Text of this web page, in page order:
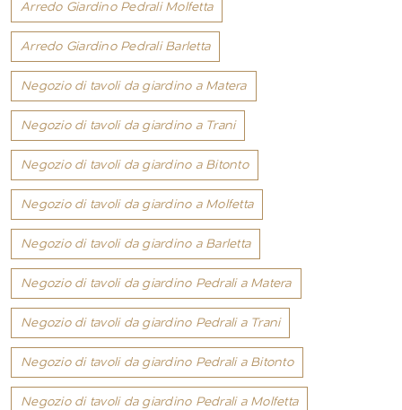
Arredo Giardino Pedrali Molfetta
Arredo Giardino Pedrali Barletta
Negozio di tavoli da giardino a Matera
Negozio di tavoli da giardino a Trani
Negozio di tavoli da giardino a Bitonto
Negozio di tavoli da giardino a Molfetta
Negozio di tavoli da giardino a Barletta
Negozio di tavoli da giardino Pedrali a Matera
Negozio di tavoli da giardino Pedrali a Trani
Negozio di tavoli da giardino Pedrali a Bitonto
Negozio di tavoli da giardino Pedrali a Molfetta